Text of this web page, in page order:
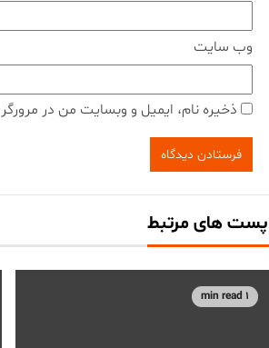
وب‌ سایت
ذخیره نام، ایمیل و وبسایت من در
پست های مرتبط
1 min read